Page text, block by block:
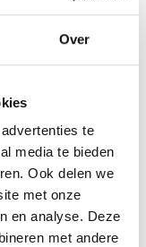
Over
te
media te bieden
Ook delen we
met onze
en analyse. Deze
met andere